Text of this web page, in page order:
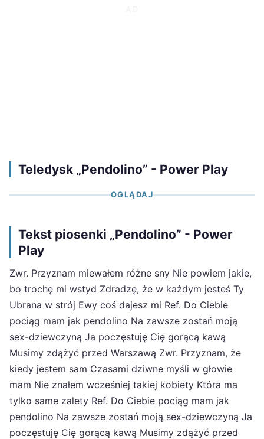
Teledysk „Pendolino” - Power Play
OGLĄDAJ
Tekst piosenki „Pendolino” - Power
Play
Zwr. Przyznam miewałem różne sny Nie powiem jakie,
bo trochę mi wstyd Zdradzę, że w każdym jesteś Ty
Ubrana w strój Ewy coś dajesz mi Ref. Do Ciebie
pociąg mam jak pendolino Na zawsze zostań moją
sex-dziewczyną Ja poczęstuję Cię gorącą kawą
Musimy zdążyć przed Warszawą Zwr. Przyznam, że
kiedy jestem sam Czasami dziwne myśli w głowie
mam Nie znałem wcześniej takiej kobiety Która ma
tylko same zalety Ref. Do Ciebie pociąg mam jak
pendolino Na zawsze zostań moją sex-dziewczyną Ja
poczęstuję Cię gorącą kawą Musimy zdążyć przed